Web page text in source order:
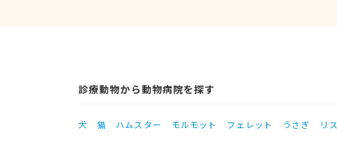
診療動物から動物病院を探す
犬 猫 ハムスター モルモット フェレット うさぎ リス